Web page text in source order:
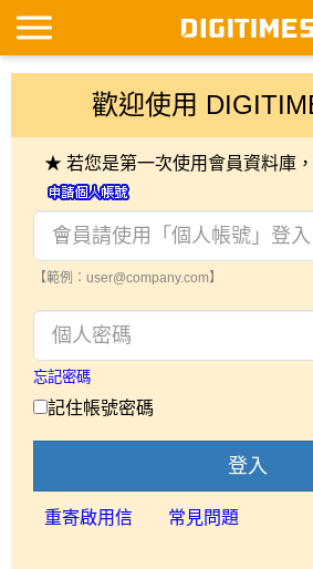
歡迎使用
★ 若您是第一次使用會員資料庫
【範例：user@company.com】
忘記密碼
記住帳號密碼
登入
重寄啟用信 常見問題